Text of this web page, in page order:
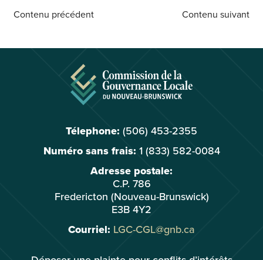
Contenu précédent Contenu suivant
Télephone: (506) 453-2355
Numéro sans frais: 1 (833) 582-0084
Adresse postale:
C.P. 786
Fredericton (Nouveau-Brunswick)
E3B 4Y2
Courriel: LGC-CGL@gnb.ca